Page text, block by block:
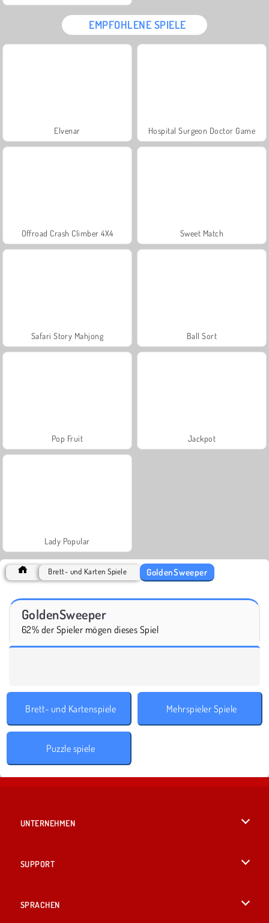
EMPFOHLENE SPIELE
Elvenar Hospital Surgeon Doctor Game
Offroad Crash Climber 4X4 Sweet Match
Safari Story Mahjong Ball Sort
Pop Fruit Jackpot
Lady Popular
Brett- und Karten Spiele GoldenSweeper
GoldenSweeper
62% der Spieler mögen dieses Spiel
Brett- und Kartenspiele Mehrspieler Spiele
Puzzle spiele
UNTERNEHMEN
SUPPORT
SPRACHEN